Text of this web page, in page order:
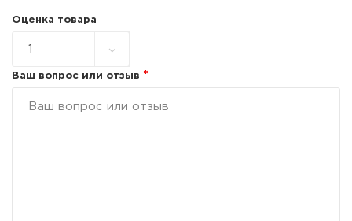
Оценка товара
Ваш вопрос или отзыв *